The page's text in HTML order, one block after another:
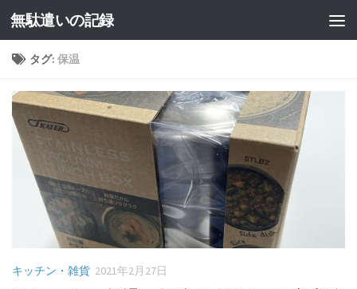
コンテンツへスキップ
無駄遣いの記録
タグ: 保温
キッチン・雑貨 2021年2月27日